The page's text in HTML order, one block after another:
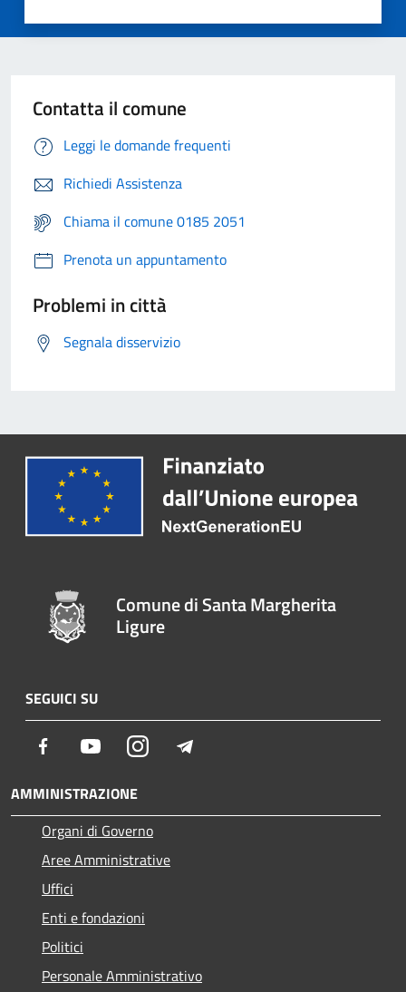
Contatta il comune
Leggi le domande frequenti
Richiedi Assistenza
Chiama il comune 0185 2051
Prenota un appuntamento
Problemi in città
Segnala disservizio
Comune di Santa Margherita
Ligure
SEGUICI SU
Facebook YoutubeInstagram
AMMINISTRAZIONE
Organi di Governo
Aree Amministrative
Uffici
Enti e fondazioni
Politici
Personale Amministrativo